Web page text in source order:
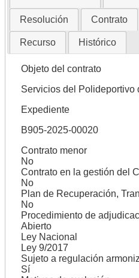
Resolución Contrato
Recurso Histórico
Objeto del contrato
Servicios del Polideportivo
Expediente
B905-2025-00020
Contrato menor
No
Contrato en la gestión del
No
Plan de Recuperación,
No
Procedimiento de
Abierto
Ley Nacional
Ley 9/2017
Sujeto a regulación
Sí